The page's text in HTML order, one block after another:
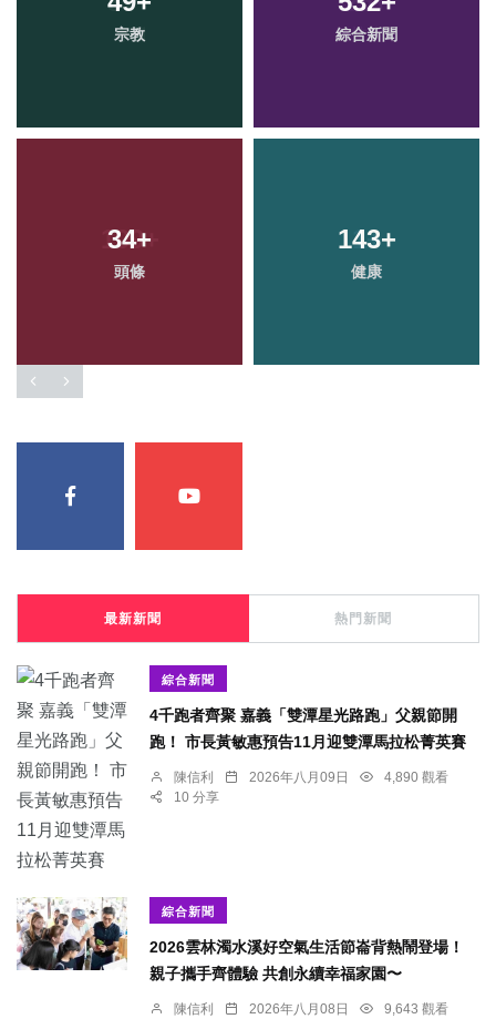
宗教 綜合新聞
34+
頭條
143+
健康
最新新聞 熱門新聞
綜合新聞
4千跑者齊聚 嘉義「雙潭星光路跑」父親節開
跑！ 市長黃敏惠預告11月迎雙潭馬拉松菁英賽
陳信利 2026年八月09日
4,890 觀看
10 分享
綜合新聞
2026雲林濁水溪好空氣生活節崙背熱鬧登場！
親子攜手齊體驗 共創永續幸福家園〜
陳信利 2026年八月08日
9,643 觀看